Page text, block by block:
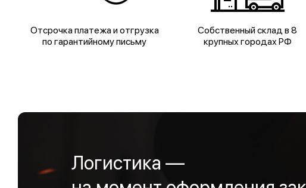
Отсрочка платежа и отгрузка
по гарантийному письму
Собственный склад в 8
крупных городах РФ
Логистика —